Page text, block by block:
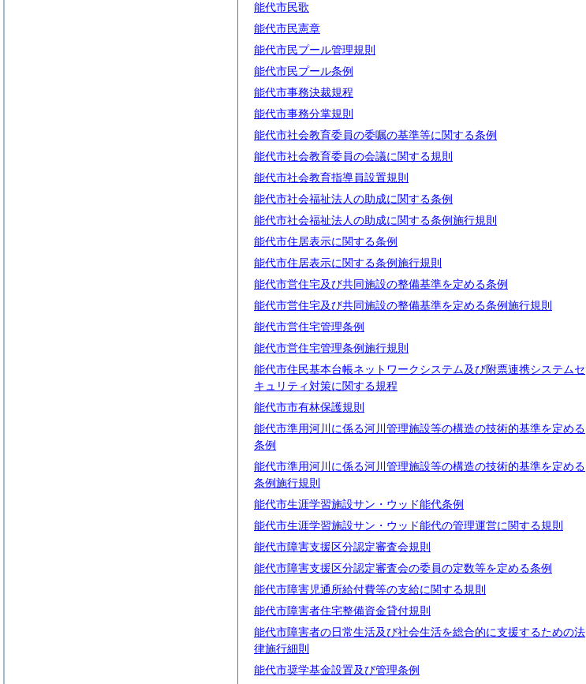
能代市民歌
能代市民憲章
能代市民プール管理規則
能代市民プール条例
能代市事務決裁規程
能代市事務分掌規則
能代市社会教育委員の委嘱の基準等に関する条例
能代市社会教育委員の会議に関する規則
能代市社会教育指導員設置規則
能代市社会福祉法人の助成に関する条例
能代市社会福祉法人の助成に関する条例施行規則
能代市住居表示に関する条例
能代市住居表示に関する条例施行規則
能代市営住宅及び共同施設の整備基準を定める条例
能代市営住宅及び共同施設の整備基準を定める条例施行規則
能代市営住宅管理条例
能代市営住宅管理条例施行規則
能代市住民基本台帳ネットワークシステム及び附票連携システムセ
キュリティ対策に関する規程
能代市市有林保護規則
能代市準用河川に係る河川管理施設等の構造の技術的基準を定める
条例
能代市準用河川に係る河川管理施設等の構造の技術的基準を定める
条例施行規則
能代市生涯学習施設サン・ウッド能代条例
能代市生涯学習施設サン・ウッド能代の管理運営に関する規則
能代市障害支援区分認定審査会規則
能代市障害支援区分認定審査会の委員の定数等を定める条例
能代市障害児通所給付費等の支給に関する規則
能代市障害者住宅整備資金貸付規則
能代市障害者の日常生活及び社会生活を総合的に支援するための法
律施行細則
能代市奨学基金設置及び管理条例